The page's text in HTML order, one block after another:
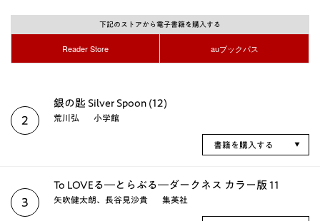
下記のストアから電子書籍を購入する
Reader Store auブックパス
2
銀の匙 Silver Spoon (12)
荒川弘 小学館
書籍を購入する
3
To LOVEる―とらぶる―ダークネス カラー版 11
矢吹健太朗、長谷見沙貴 集英社